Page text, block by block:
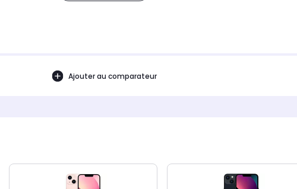
Ajouter au comparateur